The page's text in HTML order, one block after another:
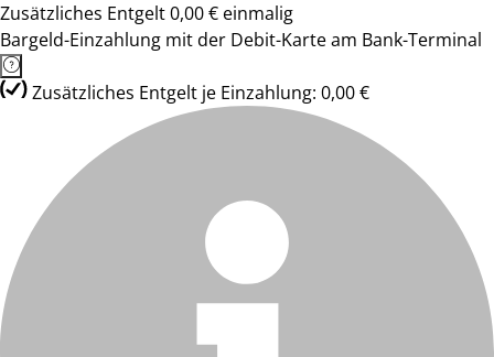
Zusätzliches Entgelt 0,00 € einmalig
Bargeld-Einzahlung mit der Debit-Karte am Bank-Terminal
Zusätzliches Entgelt je Einzahlung: 0,00 €